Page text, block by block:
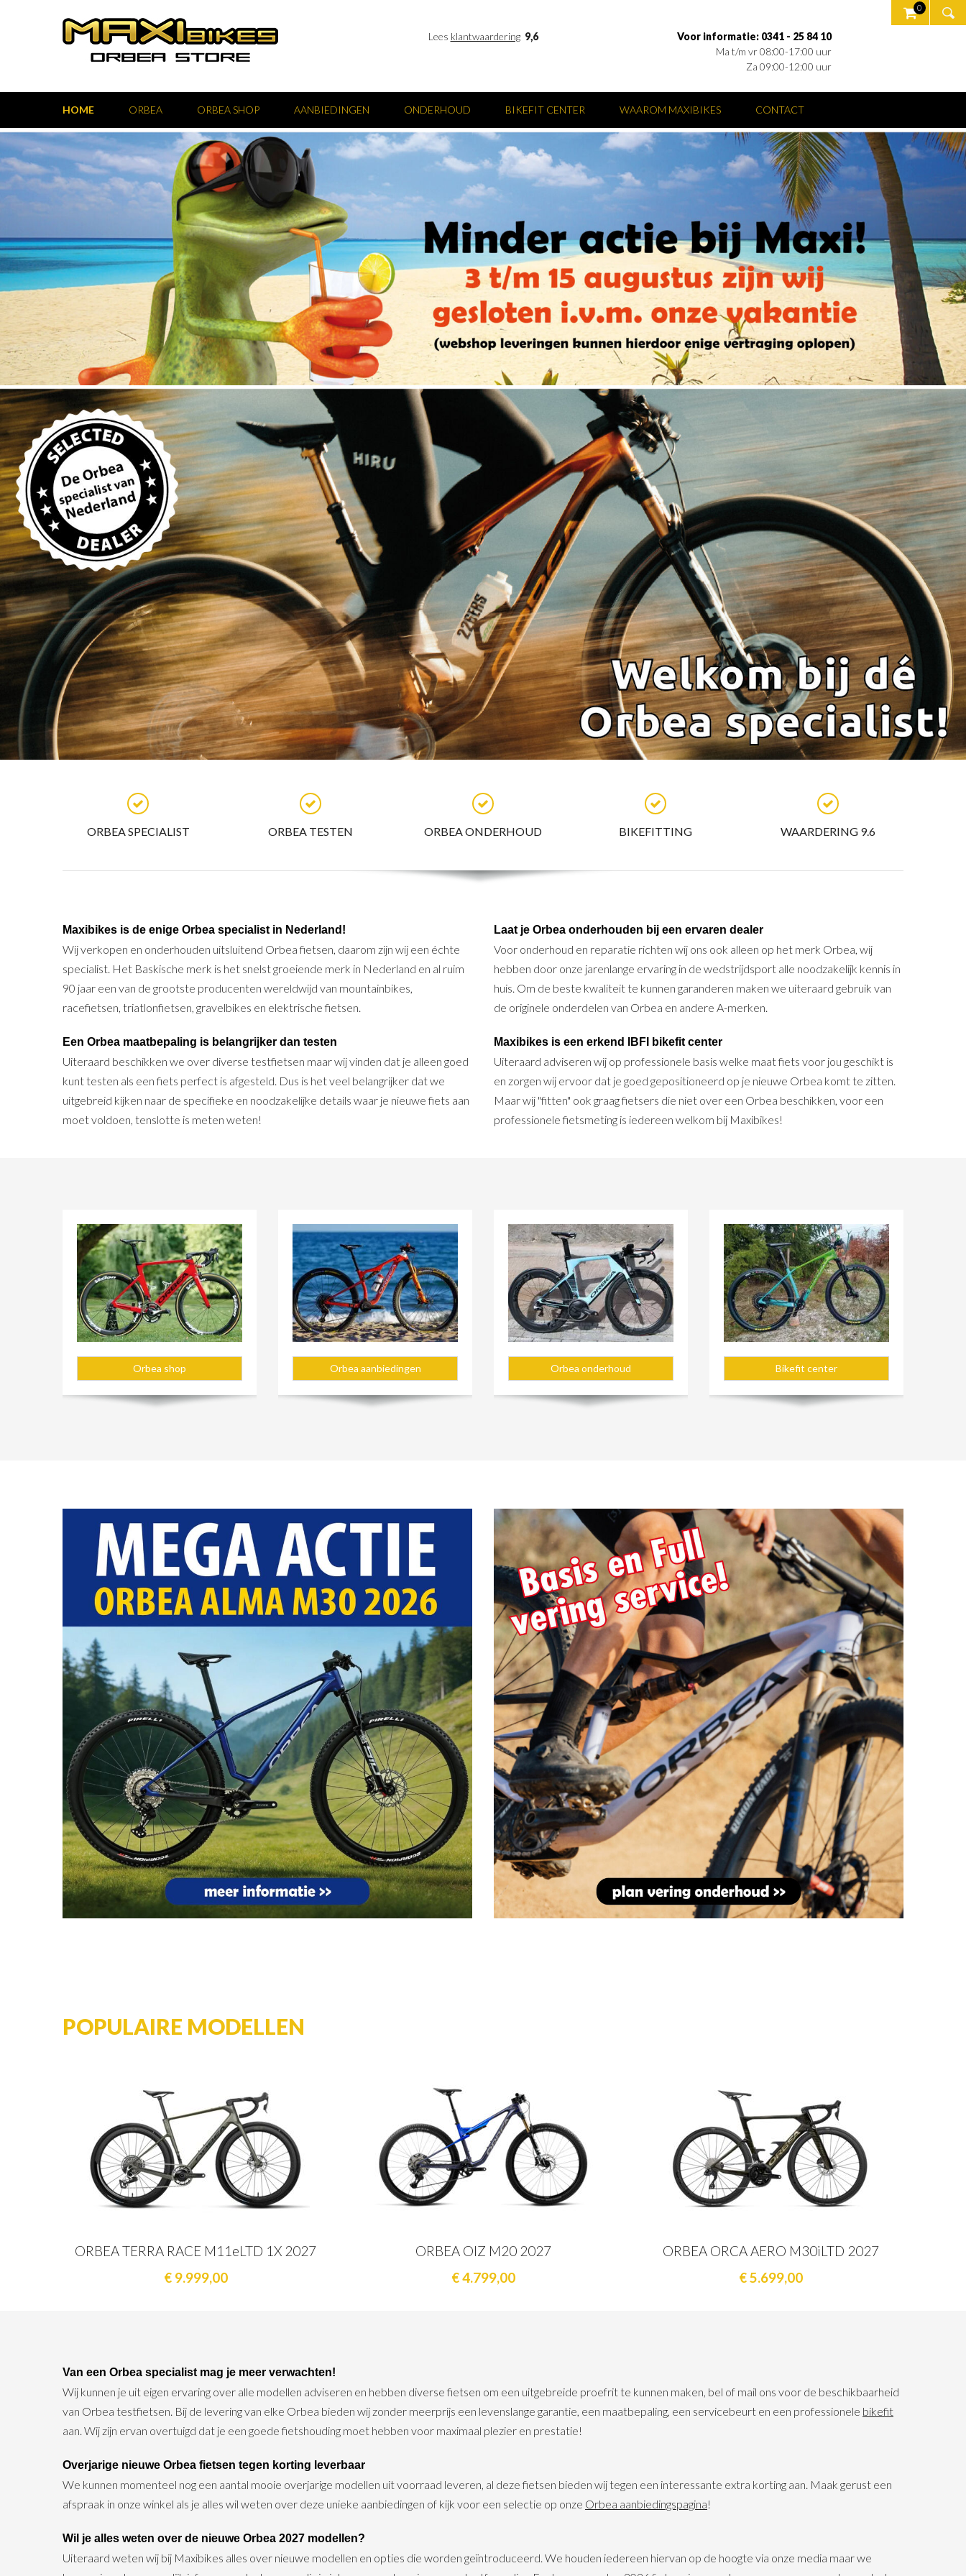
Lees klantwaardering 9,6
Voor informatie: 0341 - 25 84 10
Ma t/m vr 08:00-17:00 uur
Za 09:00-12:00 uur
0
HOME ORBEA ORBEA SHOP AANBIEDINGEN ONDERHOUD BIKEFIT CENTER WAAROM MAXIBIKES CONTACT
ORBEA SPECIALIST ORBEA TESTEN ORBEA ONDERHOUD BIKEFITTING WAARDERING 9.6
Maxibikes is de enige Orbea specialist in Nederland!
Wij verkopen en onderhouden uitsluitend Orbea fietsen, daarom zijn wij een échte
specialist. Het Baskische merk is het snelst groeiende merk in Nederland en al ruim
90 jaar een van de grootste producenten wereldwijd van mountainbikes,
racefietsen, triatlonfietsen, gravelbikes en elektrische fietsen.
Een Orbea maatbepaling is belangrijker dan testen
Uiteraard beschikken we over diverse testfietsen maar wij vinden dat je alleen goed
kunt testen als een fiets perfect is afgesteld. Dus is het veel belangrijker dat we
uitgebreid kijken naar de specifieke en noodzakelijke details waar je nieuwe fiets aan
moet voldoen, tenslotte is meten weten!
Laat je Orbea onderhouden bij een ervaren dealer
Voor onderhoud en reparatie richten wij ons ook alleen op het merk Orbea, wij
hebben door onze jarenlange ervaring in de wedstrijdsport alle noodzakelijk kennis in
huis. Om de beste kwaliteit te kunnen garanderen maken we uiteraard gebruik van
de originele onderdelen van Orbea en andere A-merken.
Maxibikes is een erkend IBFI bikefit center
Uiteraard adviseren wij op professionele basis welke maat fiets voor jou geschikt is
en zorgen wij ervoor dat je goed gepositioneerd op je nieuwe Orbea komt te zitten.
Maar wij "fitten" ook graag fietsers die niet over een Orbea beschikken, voor een
professionele fietsmeting is iedereen welkom bij Maxibikes!
Orbea shop Orbea aanbiedingen Orbea onderhoud Bikefit center
POPULAIRE MODELLEN
ORBEA TERRA RACE M11eLTD 1X 2027
€ 9.999,00
ORBEA OIZ M20 2027
€ 4.799,00
ORBEA ORCA AERO M30iLTD 2027
€ 5.699,00
Van een Orbea specialist mag je meer verwachten!
Wij kunnen je uit eigen ervaring over alle modellen adviseren en hebben diverse fietsen om een uitgebreide proefrit te kunnen maken, bel of mail ons voor de beschikbaarheid
van Orbea testfietsen. Bij de levering van elke Orbea bieden wij zonder meerprijs een levenslange garantie, een maatbepaling, een servicebeurt en een professionele bikefit
aan. Wij zijn ervan overtuigd dat je een goede fietshouding moet hebben voor maximaal plezier en prestatie!
Overjarige nieuwe Orbea fietsen tegen korting leverbaar
We kunnen momenteel nog een aantal mooie overjarige modellen uit voorraad leveren, al deze fietsen bieden wij tegen een interessante extra korting aan. Maak gerust een
afspraak in onze winkel als je alles wil weten over deze unieke aanbiedingen of kijk voor een selectie op onze Orbea aanbiedingspagina!
Wil je alles weten over de nieuwe Orbea 2027 modellen?
Uiteraard weten wij bij Maxibikes alles over nieuwe modellen en opties die worden geïntroduceerd. We houden iedereen hiervan op de hoogte via onze media maar we